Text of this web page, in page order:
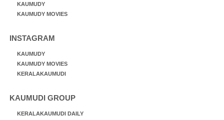
KAUMUDY
KAUMUDY MOVIES
INSTAGRAM
KAUMUDY
KAUMUDY MOVIES
KERALAKAUMUDI
KAUMUDI GROUP
KERALAKAUMUDI DAILY